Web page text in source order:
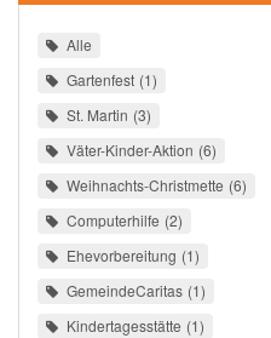
Alle
Gartenfest 1
St. Martin 3
Väter-Kinder-Aktion 6
Weihnachts-Christmette 6
Computerhilfe 2
Ehevorbereitung 1
GemeindeCaritas 1
Kindertagesstätte 1